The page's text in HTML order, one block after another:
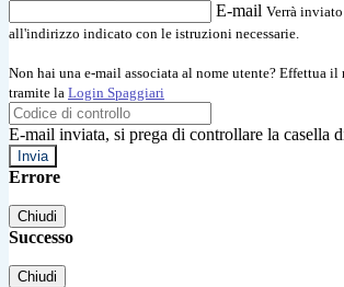
E-mail Verrà
all'indirizzo indicato con le istruzioni necessarie.
Non hai una e-mail associata al nome utente? Effettua il
tramite la Login Spaggiari
E-mail inviata, si prega di controllare la casella
Errore
Chiudi
Successo
Chiudi